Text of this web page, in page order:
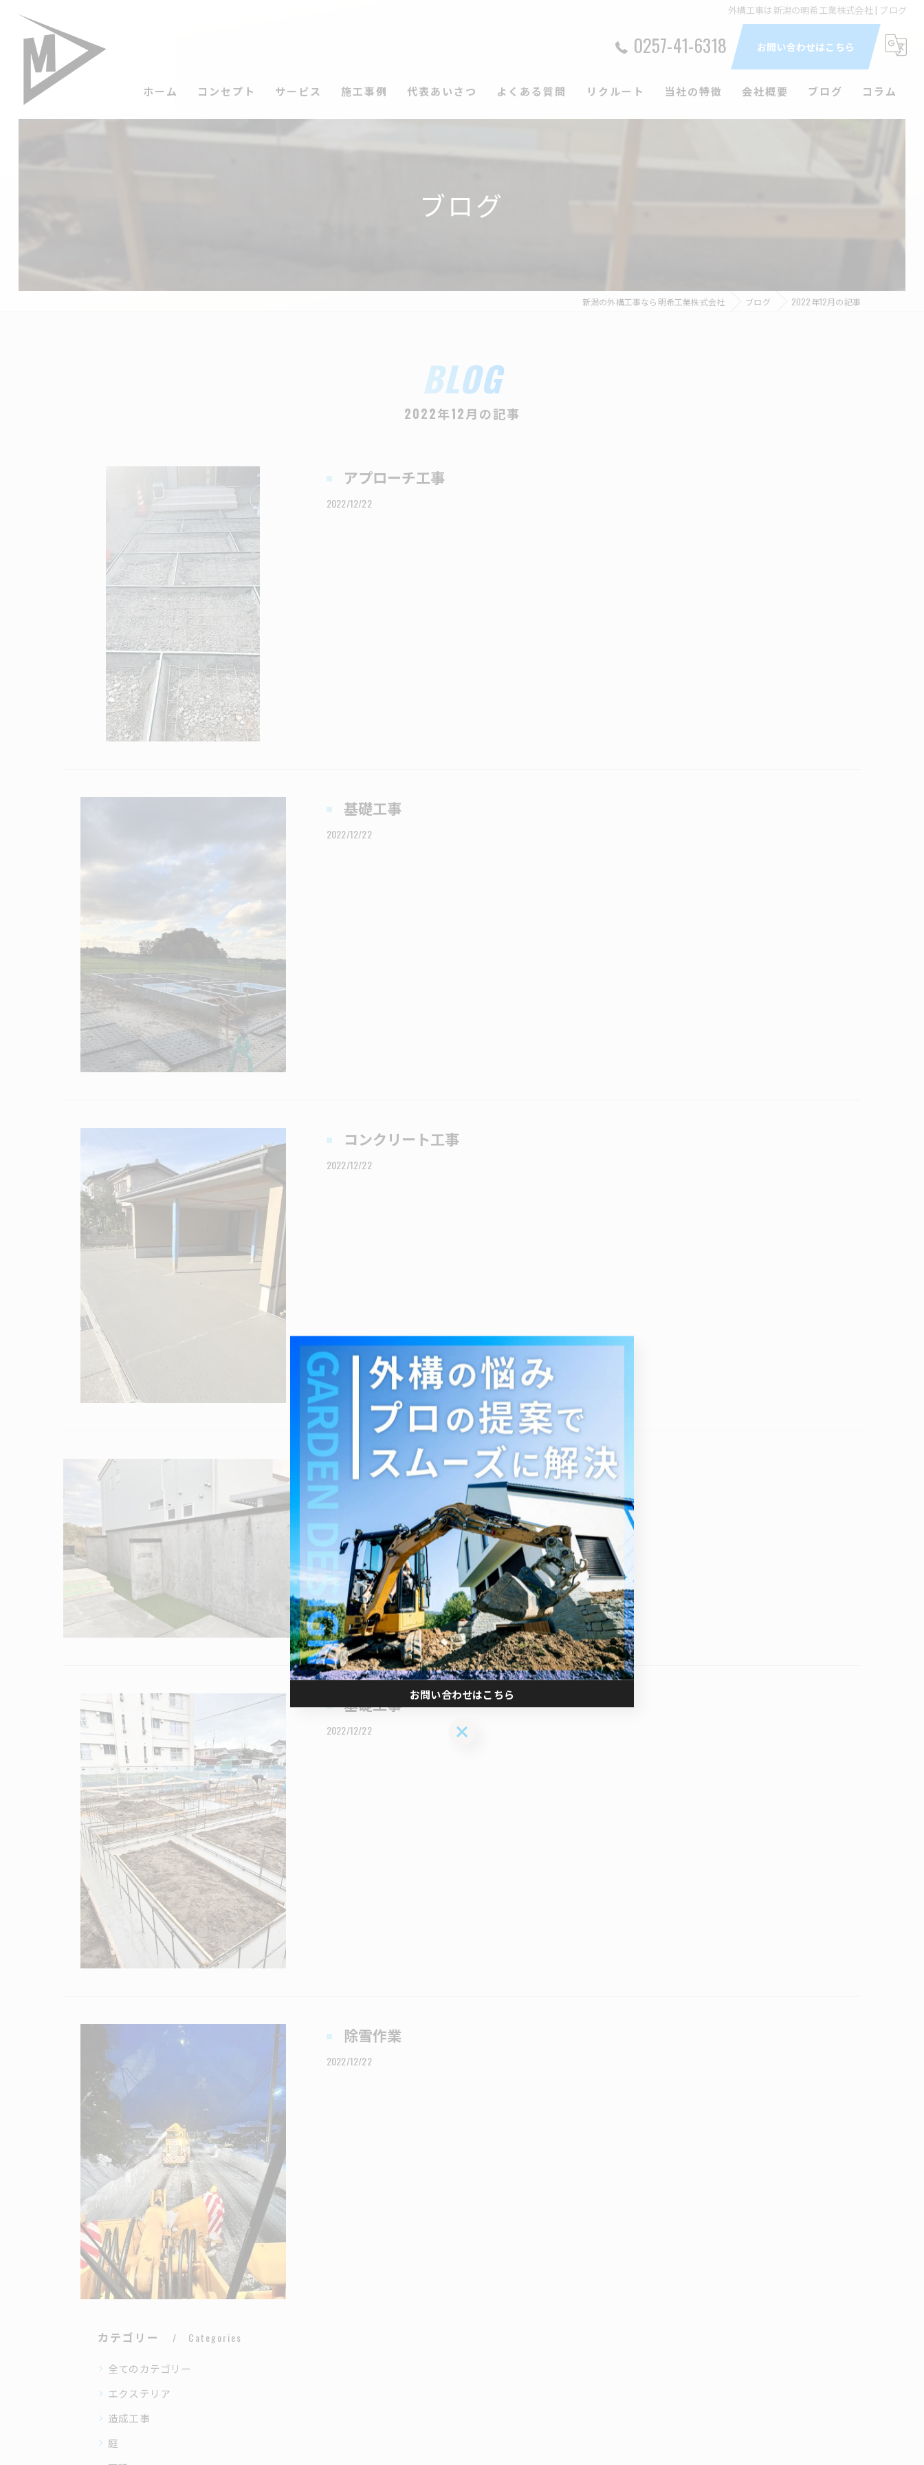
外構工事は新潟の明希工業株式会社 | ブログ
0257-41-6318 お問い合わせはこちら
ホーム コンセプト サービス 施工事例 代表あいさつ よくある質問 リクルート 当社の特徴 会社概要 ブログ コラム
ブログ
新潟の外構工事なら明希工業株式会社 ブログ 2022年12月の記事
BLOG
2022年12月の記事
アプローチ工事
2022/12/22
基礎工事
2022/12/22
コンクリート工事
2022/12/22
擁壁工事
2022/12/22
基礎工事
2022/12/22
除雪作業
2022/12/22
カテゴリー Categories
全てのカテゴリー
エクステリア
造成工事
庭
お問い合わせはこちら
お問い合わせはこちら